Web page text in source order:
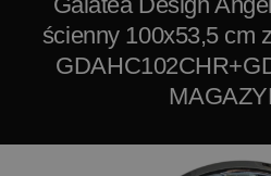
ścienny 100x53,5 cm